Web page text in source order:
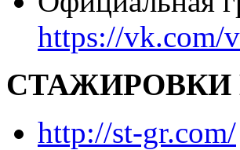
https://vk.com/
СТАЖИРОВКИ
http://st-gr.com/